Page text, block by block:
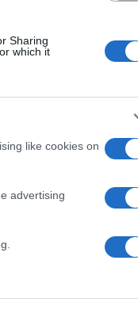
Sharing
which it
like cookies on
advertising
όμιλος στην